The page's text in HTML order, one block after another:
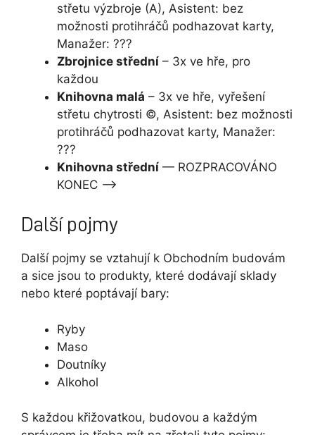
střetu výzbroje (A), Asistent: bez
možnosti protihráčů podhazovat karty,
Manažer: ???
Zbrojnice střední – 3x ve hře, pro
každou
Knihovna malá – 3x ve hře, vyřešení
střetu chytrosti ©, Asistent: bez možnosti
protihráčů podhazovat karty, Manažer:
???
Knihovna střední — ROZPRACOVÁNO
KONEC –>
Další pojmy
Další pojmy se vztahují k Obchodním budovám
a sice jsou to produkty, které dodávají sklady
nebo které poptávají bary:
Ryby
Maso
Doutníky
Alkohol
S každou křižovatkou, budovou a každým